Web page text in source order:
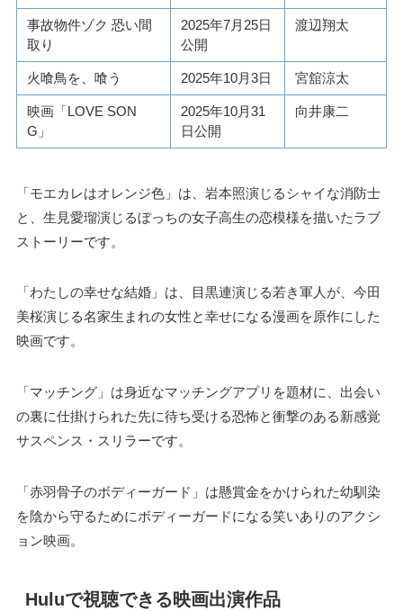
事故物件ゾク 恐い間
取り
2025年7月25日
公開
渡辺翔太
火喰鳥を、喰う 2025年10月3日 宮舘涼太
映画「LOVE SON
G」
2025年10月31
日公開
向井康二
「モエカレはオレンジ色」は、岩本照演じるシャイな消防士
と、生見愛瑠演じるぼっちの女子高生の恋模様を描いたラブ
ストーリーです。
「わたしの幸せな結婚」は、目黒連演じる若き軍人が、今田
美桜演じる名家生まれの女性と幸せになる漫画を原作にした
映画です。
「マッチング」は身近なマッチングアプリを題材に、出会い
の裏に仕掛けられた先に待ち受ける恐怖と衝撃のある新感覚
サスペンス・スリラーです。
「赤羽骨子のボディーガード」は懸賞金をかけられた幼馴染
を陰から守るためにボディーガードになる笑いありのアクシ
ョン映画。
Huluで視聴できる映画出演作品